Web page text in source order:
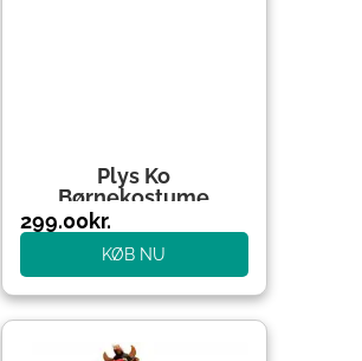
Plys Ko
Børnekostume
299.00kr.
KØB NU